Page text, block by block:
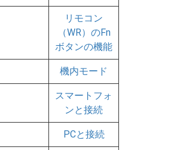
リモコン
（WR）のFn
ボタンの機能
機内モード
スマートフォ
ンと接続
PCと接続